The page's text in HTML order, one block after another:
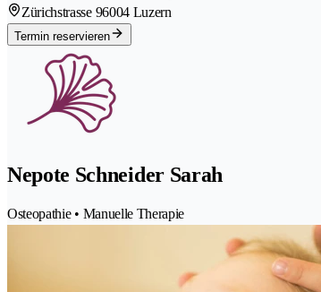
Zürichstrasse 96004 Luzern
Termin reservieren
Nepote Schneider Sarah
Osteopathie • Manuelle Therapie